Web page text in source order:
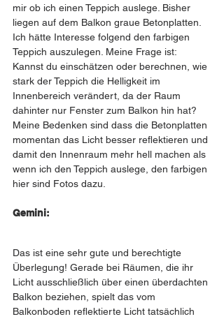
mir ob ich einen Teppich auslege. Bisher
liegen auf dem Balkon graue Betonplatten.
Ich hätte Interesse folgend den farbigen
Teppich auszulegen. Meine Frage ist:
Kannst du einschätzen oder berechnen, wie
stark der Teppich die Helligkeit im
Innenbereich verändert, da der Raum
dahinter nur Fenster zum Balkon hin hat?
Meine Bedenken sind dass die Betonplatten
momentan das Licht besser reflektieren und
damit den Innenraum mehr hell machen als
wenn ich den Teppich auslege, den farbigen
hier sind Fotos dazu.
Gemini:
Das ist eine sehr gute und berechtigte
Überlegung! Gerade bei Räumen, die ihr
Licht ausschließlich über einen überdachten
Balkon beziehen, spielt das vom
Balkonboden reflektierte Licht tatsächlich